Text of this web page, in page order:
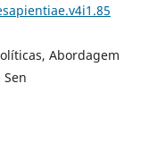
Abordagem